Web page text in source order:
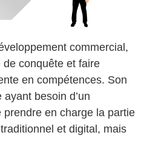
commercial,
conquête et faire
en compétences. Son
besoin d’un
en charge la partie
et digital, mais